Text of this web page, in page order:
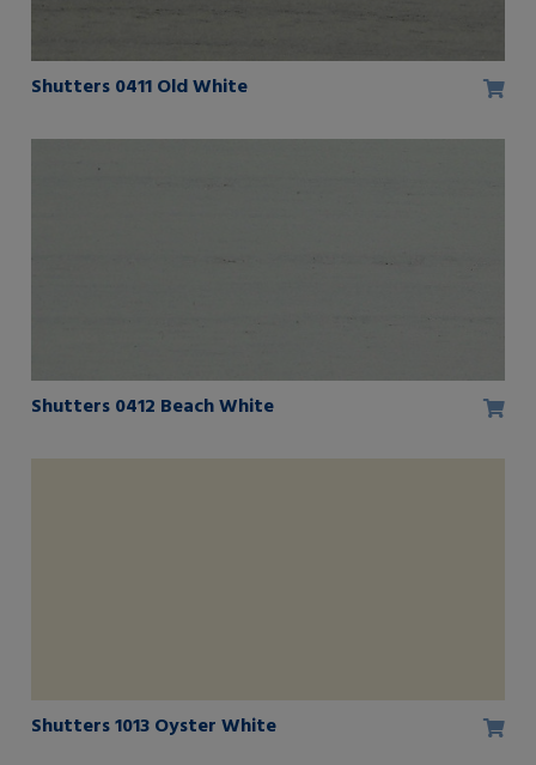
Shutters 0411 Old White
Shutters 0412 Beach White
Shutters 1013 Oyster White